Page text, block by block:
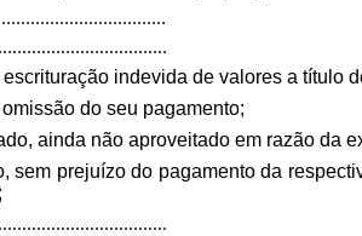
indevida de valores a título
do seu pagamento;
ainda não aproveitado em razão da
sem prejuízo do pagamento da